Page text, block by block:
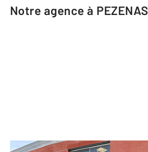
Notre agence à PEZENAS